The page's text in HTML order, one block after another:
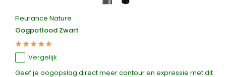
Fleurance Nature
Oogpotlood Zwart
Vergelijk
Geef je oogopslag direct meer contour en expressie met dit